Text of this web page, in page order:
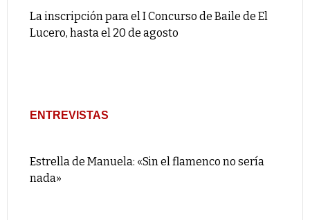
La inscripción para el I Concurso de Baile de El
Lucero, hasta el 20 de agosto
ENTREVISTAS
Estrella de Manuela: «Sin el flamenco no sería
nada»